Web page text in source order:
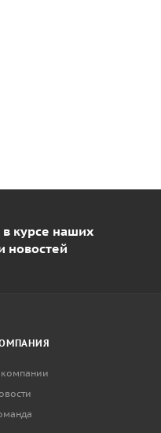
в курсе наших
новостей